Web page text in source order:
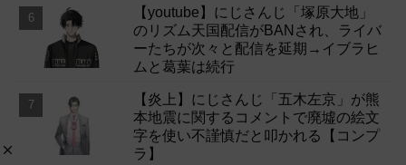
【youtube】にじさんじ「塚原大地」
のリズム天国配信がBANされ、ライバ
ーたちが次々と配信を延期→イブラヒ
ムと葛葉は続行
【炎上】にじさんじ「五木左京」が熊
本地震に関するコメントで廃墟の絵文
字を使い不謹慎だと叩かれる【コンプ
ラ】